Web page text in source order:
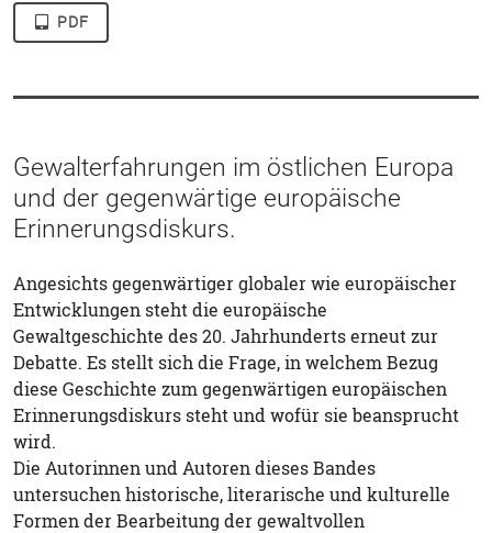
PDF
Gewalterfahrungen im östlichen Europa
und der gegenwärtige europäische
Erinnerungsdiskurs.
Angesichts gegenwärtiger globaler wie europäischer
Entwicklungen steht die europäische
Gewaltgeschichte des 20. Jahrhunderts erneut zur
Debatte. Es stellt sich die Frage, in welchem Bezug
diese Geschichte zum gegenwärtigen europäischen
Erinnerungsdiskurs steht und wofür sie beansprucht
wird.
Die Autorinnen und Autoren dieses Bandes
untersuchen historische, literarische und kulturelle
Formen der Bearbeitung der gewaltvollen